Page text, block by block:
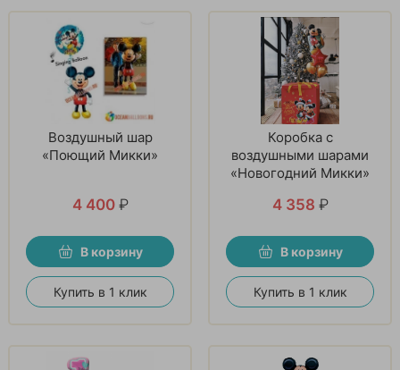
Воздушный шар
«Поющий Микки»
4 400 ₽
В корзину
Купить в 1 клик
Коробка с
воздушными шарами
«Новогодний Микки»
4 358 ₽
В корзину
Купить в 1 клик